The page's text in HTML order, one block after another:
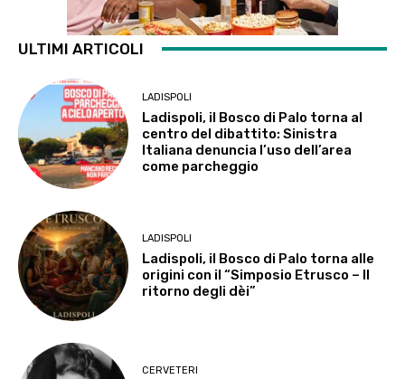
ULTIMI ARTICOLI
LADISPOLI
Ladispoli, il Bosco di Palo torna al
centro del dibattito: Sinistra
Italiana denuncia l’uso dell’area
come parcheggio
LADISPOLI
Ladispoli, il Bosco di Palo torna alle
origini con il “Simposio Etrusco – Il
ritorno degli dèi”
CERVETERI